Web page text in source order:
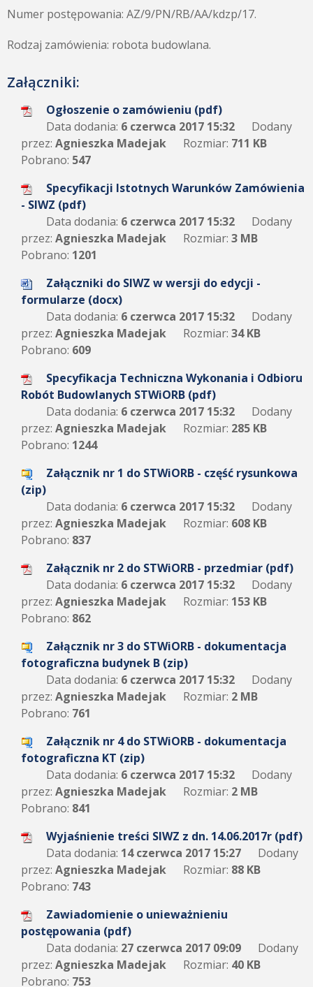
Numer postępowania: AZ/9/PN/RB/AA/kdzp/17.
Rodzaj zamówienia: robota budowlana.
Załączniki:
Ogłoszenie o zamówieniu (pdf)
Data dodania: 6 czerwca 2017 15:32
Dodany
przez: Agnieszka Madejak Rozmiar: 711 KB
Pobrano: 547
Specyfikacji Istotnych Warunków Zamówienia
- SIWZ (pdf)
Data dodania: 6 czerwca 2017 15:32
Dodany
przez: Agnieszka Madejak Rozmiar: 3 MB
Pobrano: 1201
Załączniki do SIWZ w wersji do edycji -
formularze (docx)
Data dodania: 6 czerwca 2017 15:32
Dodany
przez: Agnieszka Madejak Rozmiar: 34 KB
Pobrano: 609
Specyfikacja Techniczna Wykonania i Odbioru
Robót Budowlanych STWiORB (pdf)
Data dodania: 6 czerwca 2017 15:32
Dodany
przez: Agnieszka Madejak Rozmiar: 285 KB
Pobrano: 1244
Załącznik nr 1 do STWiORB - część rysunkowa
(zip)
Data dodania: 6 czerwca 2017 15:32
Dodany
przez: Agnieszka Madejak Rozmiar: 608 KB
Pobrano: 837
Załącznik nr 2 do STWiORB - przedmiar (pdf)
Data dodania: 6 czerwca 2017 15:32
Dodany
przez: Agnieszka Madejak Rozmiar: 153 KB
Pobrano: 862
Załącznik nr 3 do STWiORB - dokumentacja
fotograficzna budynek B (zip)
Data dodania: 6 czerwca 2017 15:32
Dodany
przez: Agnieszka Madejak Rozmiar: 2 MB
Pobrano: 761
Załącznik nr 4 do STWiORB - dokumentacja
fotograficzna KT (zip)
Data dodania: 6 czerwca 2017 15:32
Dodany
przez: Agnieszka Madejak Rozmiar: 2 MB
Pobrano: 841
Wyjaśnienie treści SIWZ z dn. 14.06.2017r (pdf)
Data dodania: 14 czerwca 2017 15:27
Dodany
przez: Agnieszka Madejak Rozmiar: 88 KB
Pobrano: 743
Zawiadomienie o unieważnieniu
postępowania (pdf)
Data dodania: 27 czerwca 2017 09:09
Dodany
przez: Agnieszka Madejak Rozmiar: 40 KB
Pobrano: 753